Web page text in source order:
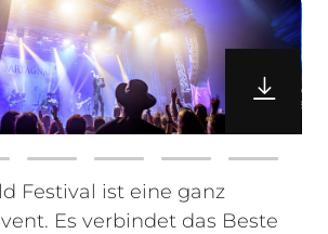
Festival ist eine ganz
Es verbindet das Beste